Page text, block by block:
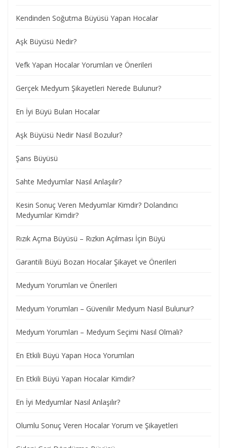
Kendinden Soğutma Büyüsü Yapan Hocalar
Aşk Büyüsü Nedir?
Vefk Yapan Hocalar Yorumları ve Önerileri
Gerçek Medyum Şikayetleri Nerede Bulunur?
En İyi Büyü Bulan Hocalar
Aşk Büyüsü Nedir Nasıl Bozulur?
Şans Büyüsü
Sahte Medyumlar Nasıl Anlaşılır?
Kesin Sonuç Veren Medyumlar Kimdir? Dolandırıcı
Medyumlar Kimdir?
Rızık Açma Büyüsü – Rızkın Açılması İçin Büyü
Garantili Büyü Bozan Hocalar Şikayet ve Önerileri
Medyum Yorumları ve Önerileri
Medyum Yorumları – Güvenilir Medyum Nasıl Bulunur?
Medyum Yorumları – Medyum Seçimi Nasıl Olmalı?
En Etkili Büyü Yapan Hoca Yorumları
En Etkili Büyü Yapan Hocalar Kimdir?
En İyi Medyumlar Nasıl Anlaşılır?
Olumlu Sonuç Veren Hocalar Yorum ve Şikayetleri